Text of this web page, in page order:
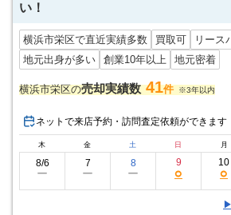
い！
横浜市栄区で直近実績多数 買取可
リース
地元出身が多い
創業10年以上 地元密着
横浜市栄区の売却実績数 41件 ※3年以内
ネットで来店予約・訪問査定依頼ができます
木 金 土 日 月
8/6
ー
7
ー
8
ー
9
○
10
○